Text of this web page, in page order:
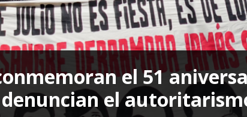
el 51
denuncian el